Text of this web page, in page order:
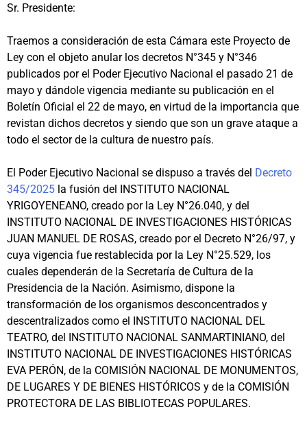
Sr. Presidente:
Traemos a consideración de esta Cámara este Proyecto de
Ley con el objeto anular los decretos N°345 y N°346
publicados por el Poder Ejecutivo Nacional el pasado 21 de
mayo y dándole vigencia mediante su publicación en el
Boletín Oficial el 22 de mayo, en virtud de la importancia que
revistan dichos decretos y siendo que son un grave ataque a
todo el sector de la cultura de nuestro país.
El Poder Ejecutivo Nacional se dispuso a través del Decreto
345/2025 la fusión del INSTITUTO NACIONAL
YRIGOYENEANO, creado por la Ley N°26.040, y del
INSTITUTO NACIONAL DE INVESTIGACIONES HISTÓRICAS
JUAN MANUEL DE ROSAS, creado por el Decreto N°26/97, y
cuya vigencia fue restablecida por la Ley N°25.529, los
cuales dependerán de la Secretaría de Cultura de la
Presidencia de la Nación. Asimismo, dispone la
transformación de los organismos desconcentrados y
descentralizados como el INSTITUTO NACIONAL DEL
TEATRO, del INSTITUTO NACIONAL SANMARTINIANO, del
INSTITUTO NACIONAL DE INVESTIGACIONES HISTÓRICAS
EVA PERÓN, de la COMISIÓN NACIONAL DE MONUMENTOS,
DE LUGARES Y DE BIENES HISTÓRICOS y de la COMISIÓN
PROTECTORA DE LAS BIBLIOTECAS POPULARES.